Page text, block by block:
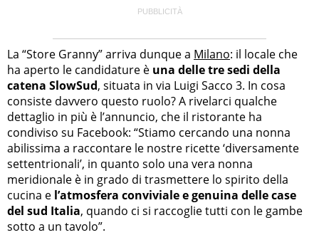
La “Store Granny” arriva dunque a Milano: il locale che
ha aperto le candidature è una delle tre sedi della
catena SlowSud, situata in via Luigi Sacco 3. In cosa
consiste davvero questo ruolo? A rivelarci qualche
dettaglio in più è l’annuncio, che il ristorante ha
condiviso su Facebook: “Stiamo cercando una nonna
abilissima a raccontare le nostre ricette ‘diversamente
settentrionali’, in quanto solo una vera nonna
meridionale è in grado di trasmettere lo spirito della
cucina e l’atmosfera conviviale e genuina delle case
del sud Italia, quando ci si raccoglie tutti con le gambe
sotto a un tavolo”.